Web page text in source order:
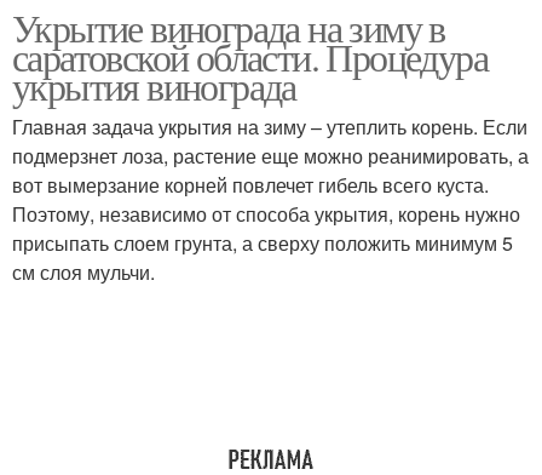
Укрытие винограда на зиму в
саратовской области. Процедура
укрытия винограда
Главная задача укрытия на зиму – утеплить корень. Если
подмерзнет лоза, растение еще можно реанимировать, а
вот вымерзание корней повлечет гибель всего куста.
Поэтому, независимо от способа укрытия, корень нужно
присыпать слоем грунта, а сверху положить минимум 5
см слоя мульчи.